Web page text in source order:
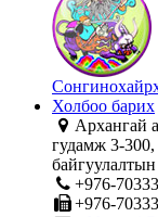
Холбоо барих
Архангай
гудамж 3-
байгуулалтын
+976-
+976-